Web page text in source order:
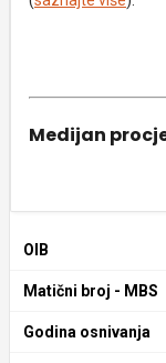
Medijan
OIB
Matični broj - MBS
Godina osnivanja